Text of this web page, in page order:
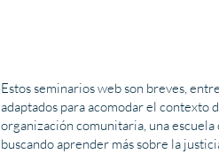
Estos seminarios web son breves,
adaptados para acomodar el contexto
organización comunitaria, una
buscando aprender más sobre la